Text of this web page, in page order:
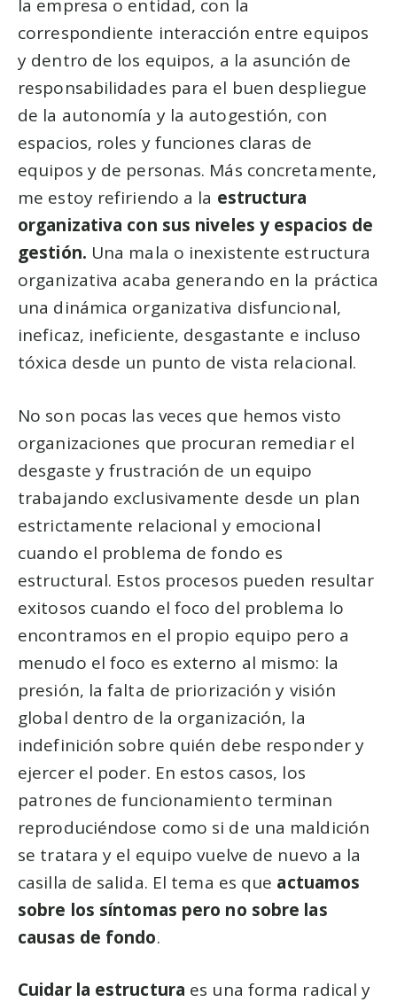
la empresa o entidad, con la
correspondiente interacción entre equipos
y dentro de los equipos, a la asunción de
responsabilidades para el buen despliegue
de la autonomía y la autogestión, con
espacios, roles y funciones claras de
equipos y de personas. Más concretamente,
me estoy refiriendo a la estructura
organizativa con sus niveles y espacios de
gestión. Una mala o inexistente estructura
organizativa acaba generando en la práctica
una dinámica organizativa disfuncional,
ineficaz, ineficiente, desgastante e incluso
tóxica desde un punto de vista relacional.
No son pocas las veces que hemos visto
organizaciones que procuran remediar el
desgaste y frustración de un equipo
trabajando exclusivamente desde un plan
estrictamente relacional y emocional
cuando el problema de fondo es
estructural. Estos procesos pueden resultar
exitosos cuando el foco del problema lo
encontramos en el propio equipo pero a
menudo el foco es externo al mismo: la
presión, la falta de priorización y visión
global dentro de la organización, la
indefinición sobre quién debe responder y
ejercer el poder. En estos casos, los
patrones de funcionamiento terminan
reproduciéndose como si de una maldición
se tratara y el equipo vuelve de nuevo a la
casilla de salida. El tema es que actuamos
sobre los síntomas pero no sobre las
causas de fondo.
Cuidar la estructura es una forma radical y